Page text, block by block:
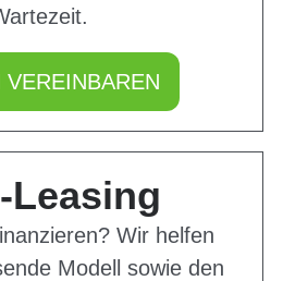
VEREINBAREN
Leasing
Wir helfen
Modell sowie den